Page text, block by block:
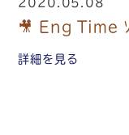
2020.05.08
🎥 Eng Time ｿ
詳細を見る